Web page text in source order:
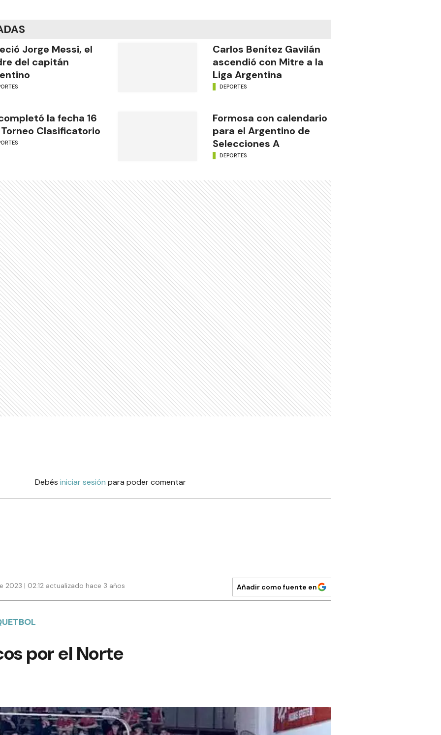
Jorge Messi, el
del capitán
Carlos Benítez Gavilán
ascendió con Mitre a la
Liga Argentina
DEPORTES
la fecha 16
Clasificatorio
Formosa con calendario
para el Argentino de
Selecciones A
DEPORTES
Debés iniciar sesión para poder comentar
2023 | 02:12 actualizado hace 3 años Añadir como fuente en
por el Norte